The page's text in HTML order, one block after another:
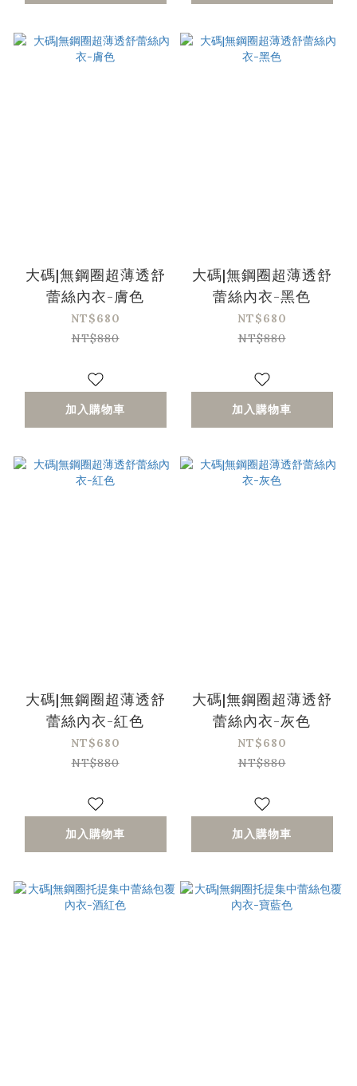
大碼|無鋼圈超薄透舒
蕾絲內衣-膚色
NT$680
NT$880
加入購物車
大碼|無鋼圈超薄透舒
蕾絲內衣-黑色
NT$680
NT$880
加入購物車
大碼|無鋼圈超薄透舒
蕾絲內衣-紅色
NT$680
NT$880
加入購物車
大碼|無鋼圈超薄透舒
蕾絲內衣-灰色
NT$680
NT$880
加入購物車